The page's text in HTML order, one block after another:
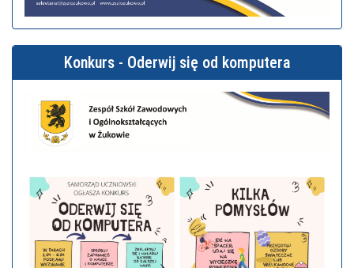
Konkurs - Oderwij się od komputera